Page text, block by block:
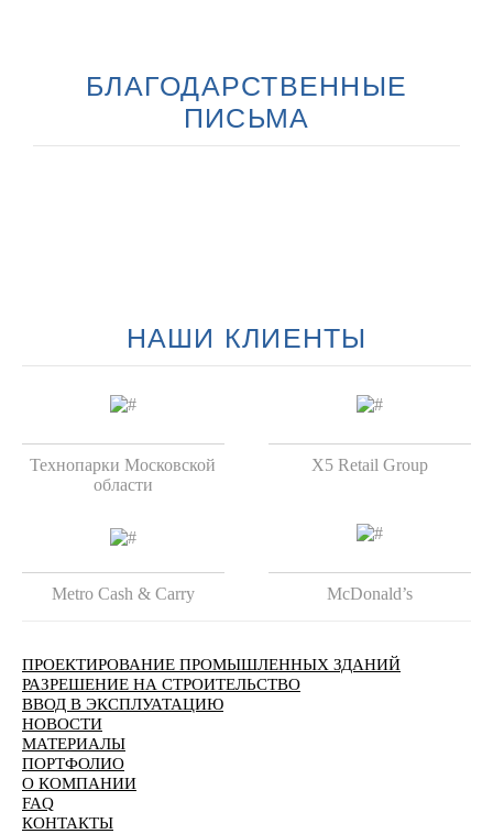
БЛАГОДАРСТВЕННЫЕ
ПИСЬМА
НАШИ КЛИЕНТЫ
Технопарки Московской
области
X5 Retail Group
Metro Cash & Carry McDonald’s
ПРОЕКТИРОВАНИЕ ПРОМЫШЛЕННЫХ ЗДАНИЙ
РАЗРЕШЕНИЕ НА СТРОИТЕЛЬСТВО
ВВОД В ЭКСПЛУАТАЦИЮ
НОВОСТИ
МАТЕРИАЛЫ
ПОРТФОЛИО
О КОМПАНИИ
FAQ
КОНТАКТЫ